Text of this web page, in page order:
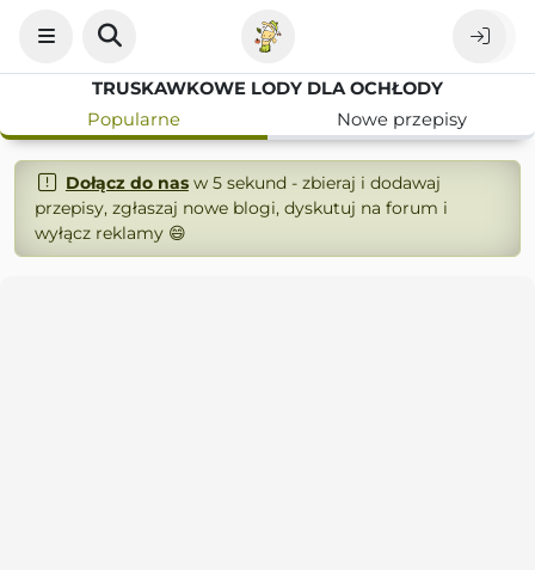
TRUSKAWKOWE LODY DLA OCHŁODY
Popularne
Nowe przepisy
Dołącz do nasw 5 sekund - zbieraj i dodawaj
przepisy, zgłaszaj nowe blogi, dyskutuj na forum i
wyłącz reklamy 😄